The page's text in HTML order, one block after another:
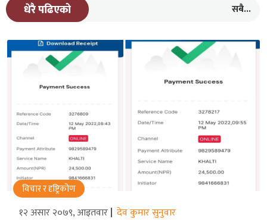
धेरै पढिएको सबै...
विचार र दृष्ट्रिकोण
१२ असार २०७९, आइतवार देव कुमार सुनुवार